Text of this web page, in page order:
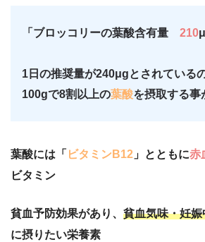
「ブロッコリーの葉酸含有量 210
1日の推奨量が240μgとされている
100gで8割以上の葉酸を摂取する事
葉酸には「 ビタミンB12 」とともに赤
ビタミン
貧血予防効果があり、 貧血気味・妊娠
に摂りたい栄養素